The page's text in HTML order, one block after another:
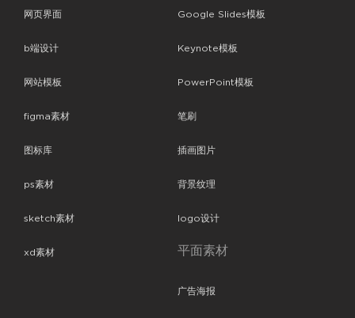
网页界面
b端设计
网站模板
figma素材
图标库
ps素材
sketch素材
xd素材
Google Slides模板
Keynote模板
PowerPoint模板
笔刷
插画图片
背景纹理
logo设计
平面素材
广告海报